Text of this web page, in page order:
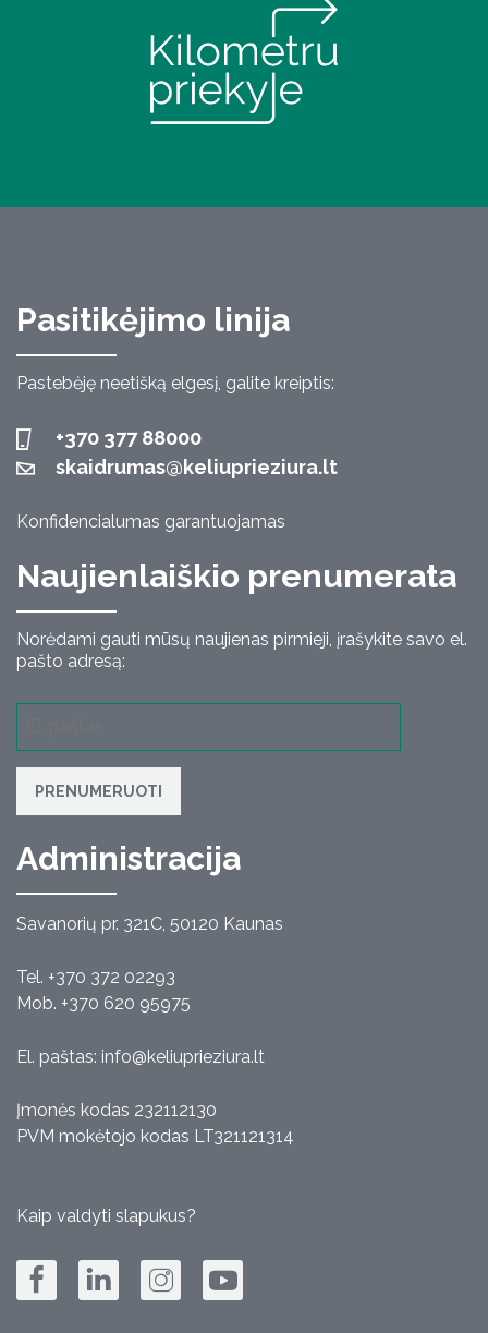
Pasitikėjimo linija
Pastebėję neetišką elgesį, galite kreiptis:
+370 377 88000
skaidrumas@keliuprieziura.lt
Konfidencialumas garantuojamas
Naujienlaiškio prenumerata
Norėdami gauti mūsų naujienas pirmieji, įrašykite savo el.
pašto adresą:
PRENUMERUOTI
Administracija
Savanorių pr. 321C, 50120 Kaunas
Tel. +370 372 02293
Mob. +370 620 95975
El. paštas: info@keliuprieziura.lt
Įmonės kodas 232112130
PVM mokėtojo kodas LT321121314
Kaip valdyti slapukus?